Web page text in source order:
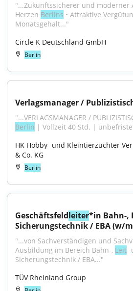
"...Zukunftssicherer und moderner
Herzen Berlins • Attraktive
Monatsgehalt..."
Circle K Deutschland GmbH
Berlin
Verlagsmanager /
"...VERLAGSMANAGER /
Berlin | Vollzeit 40 Std. |
HK Hobby- und Kleintierzüchter
& Co. KG
Berlin
Geschäftsfeldleiter*in Bahn-,
Sicherungstechnik / EBA (w/
"...von Sachverständigen und
Ausbildung im Bereich Bahn-, Leit-
Sicherungstechnik / EBA..."
TÜV Rheinland Group